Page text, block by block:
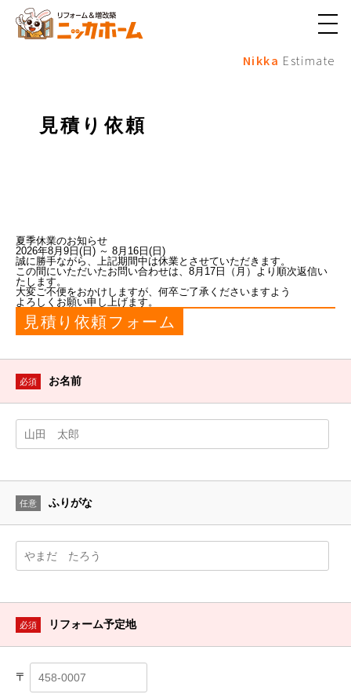
メ
ュ
Nikka Estimate
見積り依頼
夏季休業のお知らせ
2026年8月9日(日) ～ 8月16日(日)
誠に勝手ながら、上記期間中は休業とさせていただきます。
この間にいただいたお問い合わせは、8月17日（月）より順次返信い
たします。
大変ご不便をおかけしますが、何卒ご了承くださいますよう
よろしくお願い申し上げます。
見積り依頼フォーム
必須 お名前
任意 ふりがな
必須 リフォーム予定地
〒